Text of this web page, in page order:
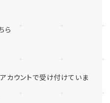
ら
カウントで受け付けていま